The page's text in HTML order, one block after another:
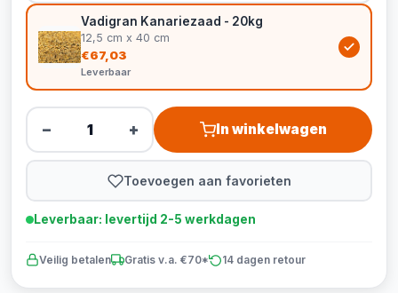
Vadigran Kanariezaad - 20kg
12,5 cm x 40 cm
€67,03
Leverbaar
− + In winkelwagen
Toevoegen aan favorieten
Leverbaar: levertijd 2-5 werkdagen
Veilig betalen Gratis v.a. €70* 14 dagen retour